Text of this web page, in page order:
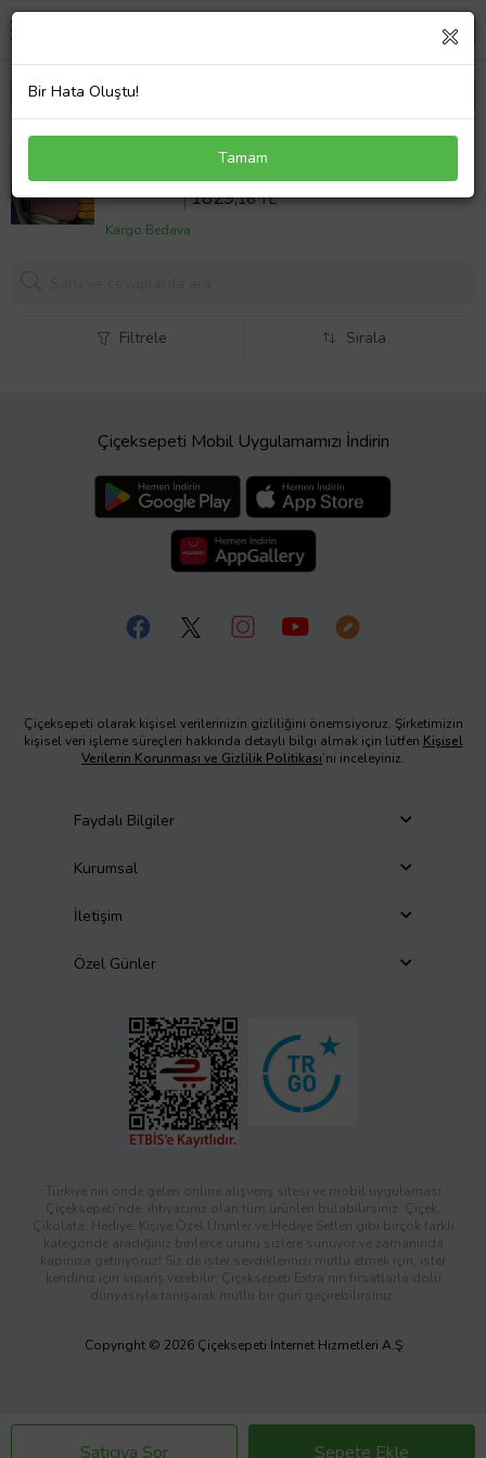
Ford B-Max Uyumlu Koltuk Kılıfı Minder Çizgili Siyah
Kırmızı 2+1 Ön Arka Set
Sepette %18 İndirim
1829,16 TL
Kargo Bedava
Satıcıya Sor Sepete Ekle
Filtrele Sırala
Çiçeksepeti Mobil Uygulamamızı İndirin
Çiçeksepeti olarak kişisel verilerinizin gizliliğini önemsiyoruz. Şirketimizin
kişisel veri işleme süreçleri hakkında detaylı bilgi almak için lütfen Kişisel
Verilerin Korunması ve Gizlilik Politikası’nı inceleyiniz.
Faydalı Bilgiler
Kurumsal
İletişim
Özel Günler
Türkiye’nin önde gelen online alışveriş sitesi ve mobil uygulaması
Çiçeksepeti’nde, ihtiyacınız olan tüm ürünleri bulabilirsiniz. Çiçek,
Çikolata, Hediye, Kişiye Özel Ürünler ve Hediye Setleri gibi birçok farklı
kategoride aradığınız binlerce ürünü sizlere sunuyor ve zamanında
kapınıza getiriyoruz! Siz de ister sevdiklerinizi mutlu etmek için, ister
kendiniz için sipariş verebilir; Çiçeksepeti Extra’nın fırsatlarla dolu
dünyasıyla tanışarak mutlu bir gün geçirebilirsiniz.
Copyright © 2026 Çiçeksepeti İnternet Hizmetleri A.Ş
Bir Hata Oluştu!
Tamam